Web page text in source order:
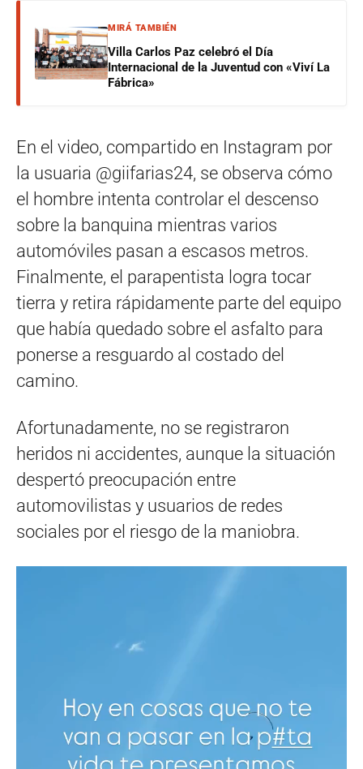
MIRÁ TAMBIÉN
Villa Carlos Paz celebró el Día
Internacional de la Juventud con «Viví La
Fábrica»
En el video, compartido en Instagram por
la usuaria @giifarias24, se observa cómo
el hombre intenta controlar el descenso
sobre la banquina mientras varios
automóviles pasan a escasos metros.
Finalmente, el parapentista logra tocar
tierra y retira rápidamente parte del equipo
que había quedado sobre el asfalto para
ponerse a resguardo al costado del
camino.
Afortunadamente, no se registraron
heridos ni accidentes, aunque la situación
despertó preocupación entre
automovilistas y usuarios de redes
sociales por el riesgo de la maniobra.